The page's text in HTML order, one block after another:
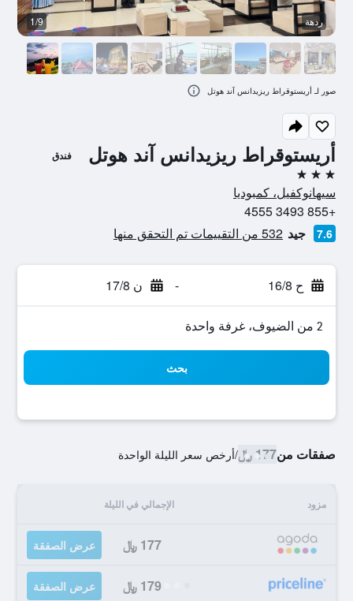
أريستوقراط ريزيدانس آند هوتل فندق
3 نجوم
سيهانوكفيل، كمبوديا
+855 3493 4555
7.6 جيد 532 من التقييمات تم التحقق منها
ح 16/8 - ن 17/8
2 من الضيوف، غرفة واحدة
بحث
صفقات من177 ﷼ /أرخص سعر الليلة الواحدة
مزود الإجمالي في الليلة
177 ﷼ عرض الصفقة
179 ﷼ عرض الصفقة
ردهة 1/9
صور لـ أريستوقراط ريزيدانس آند هوتل